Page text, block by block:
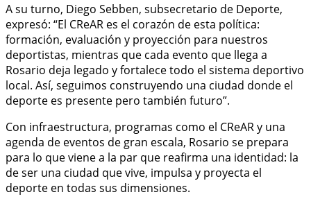
A su turno, Diego Sebben, subsecretario de Deporte,
expresó: “El CReAR es el corazón de esta política:
formación, evaluación y proyección para nuestros
deportistas, mientras que cada evento que llega a
Rosario deja legado y fortalece todo el sistema deportivo
local. Así, seguimos construyendo una ciudad donde el
deporte es presente pero también futuro”.
Con infraestructura, programas como el CReAR y una
agenda de eventos de gran escala, Rosario se prepara
para lo que viene a la par que reafirma una identidad: la
de ser una ciudad que vive, impulsa y proyecta el
deporte en todas sus dimensiones.